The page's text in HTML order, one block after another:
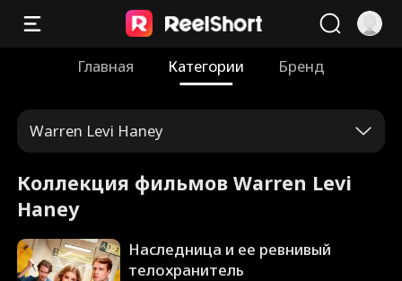
Главная Категории Бренд
Warren Levi Haney
Коллекция фильмов Warren Levi
Haney
Наследница и ее ревнивый
телохранитель